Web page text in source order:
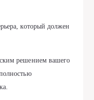
который должен
решением вашего